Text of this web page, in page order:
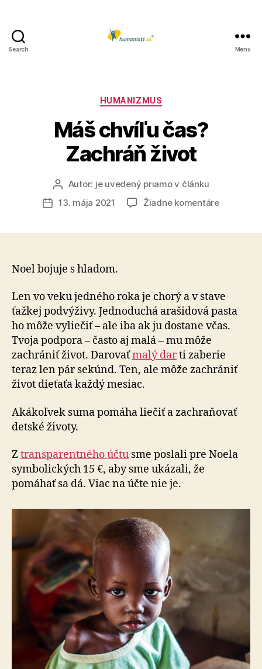
Search Menu
Kategórie
HUMANIZMUS
Máš chvíľu čas?
Zachráň život
Autor
článku
Autor: je uvedený priamo v článku
Dátum
13. mája 2021 Žiadne komentárena
Noel bojuje s hladom.
Len vo veku jedného roka je chorý a v stave
ťažkej podvýživy. Jednoduchá arašidová pasta
ho môže vyliečiť – ale iba ak ju dostane včas.
Tvoja podpora – často aj malá – mu môže
zachrániť život. Darovaťmalý darti zaberie
teraz len pár sekúnd. Ten, ale môže zachrániť
život dieťaťa každý mesiac.
Akákoľvek suma pomáha liečiť a zachraňovať
detské životy.
Z transparentného účtu sme poslali pre Noela
symbolických 15 €, aby sme ukázali, že
pomáhať sa dá. Viac na účte nie je.